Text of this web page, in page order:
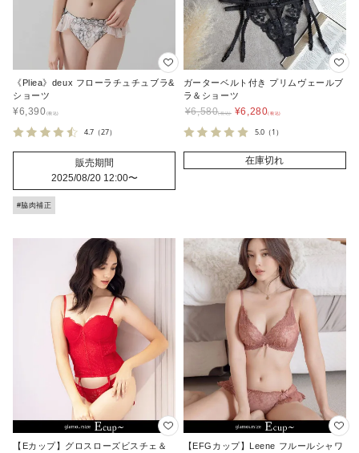
《Pliea》deux フローラチュチュブラ&
ショーツ
¥6,390
4.7 （27）
販売期間
2025/08/20 12:00〜
#脇肉補正
ガーターベルト付き プリムヴェールブ
ラ＆ショーツ
¥6,580 ¥6,280
5.0（1）
在庫切れ
【Eカップ】グロスローズビスチェ＆
【EFGカップ】Leene フルールシャワ